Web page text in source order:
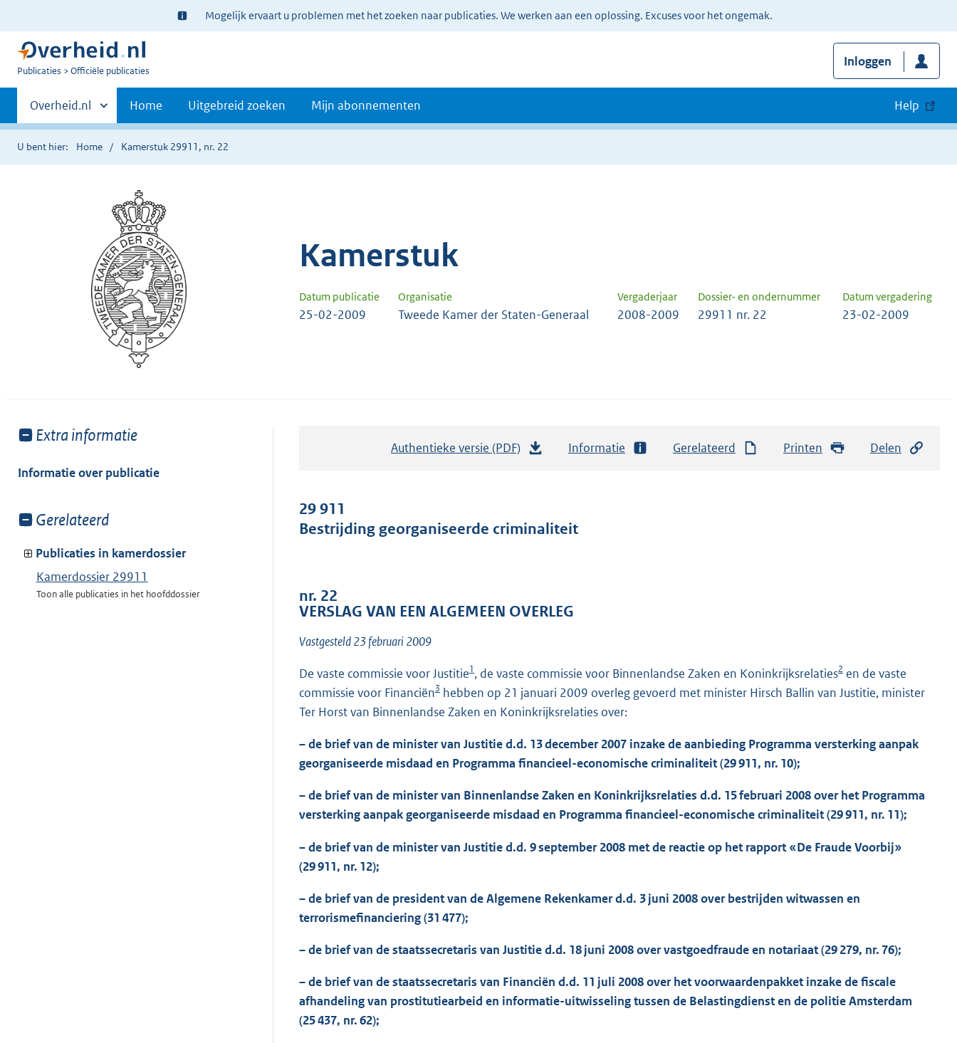
Ter
informatie:
Mogelijk ervaart u problemen met het zoeken naar publicaties. We werken aan een oplossing. Excuses voor het ongemak.
U
Publicaties Officiële publicaties
Inloggen
Primaire
navigatie
Andere
sites
binnen
Overheid.nl Home Uitgebreid zoeken Mijn abonnementen Help
U bent hier: Home Kamerstuk 29911, nr. 22
Kamerstuk
Datum publicatie Organisatie Vergaderjaar Dossier- en ondernummer Datum vergadering
25-02-2009 Tweede Kamer der Staten-Generaal 2008-2009 29911 nr. 22 23-02-2009
Toon
van:
Extra informatie
Informatie over publicatie
Toon
van:
Gerelateerd
Publicaties in kamerdossier
Kamerdossier 29911
Toon alle publicaties in het hoofddossier
Authentieke versie (PDF)
a
r
t
t
e
:
1
5
K
Informatie Gerelateerd Printen Delen
29 911
Bestrijding georganiseerde criminaliteit
nr. 22
VERSLAG VAN EEN ALGEMEEN OVERLEG
Vastgesteld 23 februari 2009
De vaste commissie voor Justitie1, de vaste commissie voor Binnenlandse Zaken en Koninkrijksrelaties2 en de vaste
commissie voor Financiën3 hebben op 21 januari 2009 overleg gevoerd met minister Hirsch Ballin van Justitie, minister
Ter Horst van Binnenlandse Zaken en Koninkrijksrelaties over:
– de brief van de minister van Justitie d.d. 13 december 2007 inzake de aanbieding Programma versterking aanpak
georganiseerde misdaad en Programma financieel-economische criminaliteit (29 911, nr. 10);
– de brief van de minister van Binnenlandse Zaken en Koninkrijksrelaties d.d. 15 februari 2008 over het Programma
versterking aanpak georganiseerde misdaad en Programma financieel-economische criminaliteit (29 911, nr. 11);
– de brief van de minister van Justitie d.d. 9 september 2008 met de reactie op het rapport «De Fraude Voorbij»
(29 911, nr. 12);
– de brief van de president van de Algemene Rekenkamer d.d. 3 juni 2008 over bestrijden witwassen en
terrorismefinanciering (31 477);
– de brief van de staatssecretaris van Justitie d.d. 18 juni 2008 over vastgoedfraude en notariaat (29 279, nr. 76);
– de brief van de staatssecretaris van Financiën d.d. 11 juli 2008 over het voorwaardenpakket inzake de fiscale
afhandeling van prostitutiearbeid en informatie-uitwisseling tussen de Belastingdienst en de politie Amsterdam
(25 437, nr. 62);